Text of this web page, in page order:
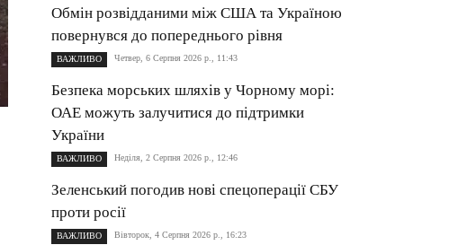
Обмін розвідданими між США та Україною
повернувся до попереднього рівня
ВАЖЛИВО Четвер, 6 Серпня 2026 р., 11:43
Безпека морських шляхів у Чорному морі:
ОАЕ можуть залучитися до підтримки
України
ВАЖЛИВО Неділя, 2 Серпня 2026 р., 12:46
Зеленський погодив нові спецоперації СБУ
проти росії
ВАЖЛИВО Вівторок, 4 Серпня 2026 р., 16:23